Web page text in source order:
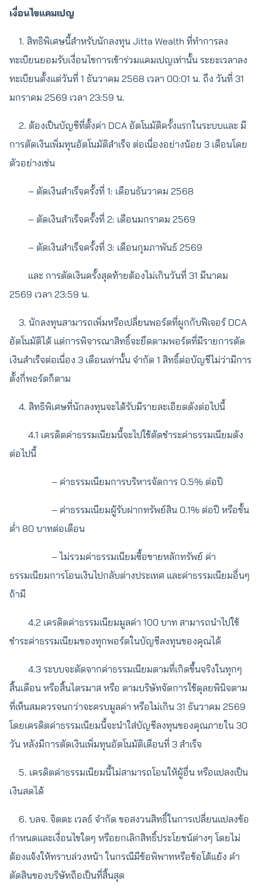
เงื่อนไขแคมเปญ
1. สิทธิพิเศษนี้สำหรับนักลงทุน Jitta Wealth ที่ทำการลง
ทะเบียนยอมรับเงื่อนไขการเข้าร่วมแคมเปญเท่านั้น ระยะเวลาลง
ทะเบียนตั้งแต่วันที่ 1 ธันวาคม 2568 เวลา 00:01 น. ถึง วันที่ 31
มกราคม 2569 เวลา 23:59 น.
2. ต้องเป็นบัญชีที่ตั้งค่า DCA อัตโนมัติครั้งแรกในระบบและ มี
การตัดเงินเพิ่มทุนอัตโนมัติสำเร็จ ต่อเนื่องอย่างน้อย 3 เดือนโดย
ตัวอย่างเช่น
– ตัดเงินสำเร็จครั้งที่ 1: เดือนธันวาคม 2568
– ตัดเงินสำเร็จครั้งที่ 2: เดือนมกราคม 2569
– ตัดเงินสำเร็จครั้งที่ 3: เดือนกุมภาพันธ์ 2569
และ การตัดเงินครั้งสุดท้ายต้องไม่เกินวันที่ 31 มีนาคม
2569 เวลา 23:59 น.
3. นักลงทุนสามารถเพิ่มหรือเปลี่ยนพอร์ตที่ผูกกับฟีเจอร์ DCA
อัตโนมัติได้ แต่การพิจารณาสิทธิ์จะยึดตามพอร์ตที่มีรายการตัด
เงินสำเร็จต่อเนื่อง 3 เดือนเท่านั้น จำกัด 1 สิทธิ์ต่อบัญชีไม่ว่ามีการ
ตั้งกี่พอร์ตก็ตาม
4. สิทธิพิเศษที่นักลงทุนจะได้รับมีรายละเอียดดังต่อไปนี้
4.1 เครดิตค่าธรรมเนียมนี้จะไปใช้ตัดชำระค่าธรรมเนียมดัง
ต่อไปนี้
– ค่าธรรมเนียมการบริหารจัดการ 0.5% ต่อปี
– ค่าธรรมเนียมผู้รับฝากทรัพย์สิน 0.1% ต่อปี หรือขั้น
ต่ำ 80 บาทต่อเดือน
– ไม่รวมค่าธรรมเนียมซื้อขายหลักทรัพย์ ค่า
ธรรมเนียมการโอนเงินไปกลับต่างประเทศ และค่าธรรมเนียมอื่นๆ
ถ้ามี
4.2 เครดิตค่าธรรมเนียมมูลค่า 100 บาท สามารถนำไปใช้
ชำระค่าธรรมเนียมของทุกพอร์ตในบัญชีลงทุนของคุณได้
4.3 ระบบจะตัดจากค่าธรรมเนียมตามที่เกิดขึ้นจริงในทุกๆ
สิ้นเดือน หรือสิ้นไตรมาส หรือ ตามบริษัทจัดการใช้ดุลยพินิจตาม
ที่เห็นสมควรจนกว่าจะครบมูลค่า หรือไม่เกิน 31 ธันวาคม 2569
โดยเครดิตค่าธรรมเนียมนี้จะนำใส่บัญชีลงทุนของคุณภายใน 30
วัน หลังมีการตัดเงินเพิ่มทุนอัตโนมัติเดือนที่ 3 สำเร็จ
5. เครดิตค่าธรรมเนียมนี้ไม่สามารถโอนให้ผู้อื่น หรือแปลงเป็น
เงินสดได้
6. บลจ. จิตตะ เวลธ์ จำกัด ขอสงวนสิทธิ์ในการเปลี่ยนแปลงข้อ
กำหนดและเงื่อนไขใดๆ หรือยกเลิกสิทธิ์ประโยชน์ต่างๆ โดยไม่
ต้องแจ้งให้ทราบล่วงหน้า ในกรณีมีข้อพิพาทหรือข้อโต้แย้ง คำ
ตัดสินของบริษัทถือเป็นที่สิ้นสุด